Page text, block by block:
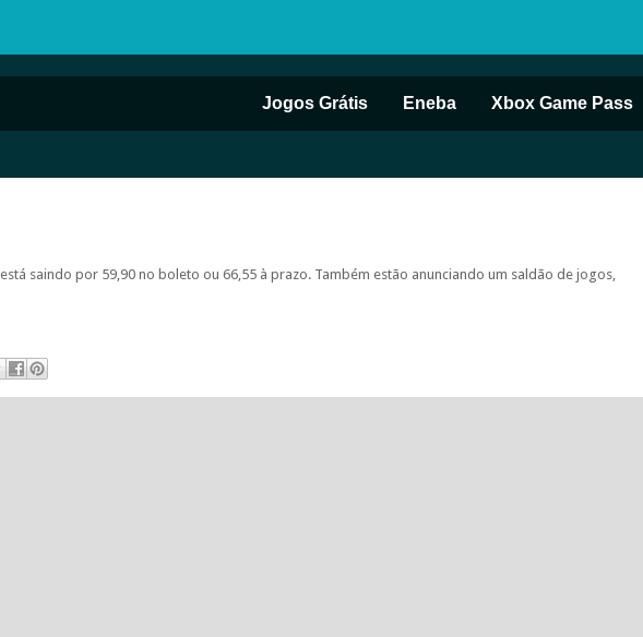
Jogos Grátis Eneba Xbox Game Pass
está saindo por 59,90 no boleto ou 66,55 à prazo. Também estão anunciando um saldão de jogos,